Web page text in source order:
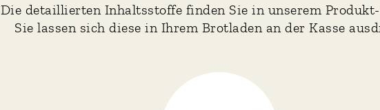
Die detaillierten Inhaltsstoffe finden Sie in unserem
Sie lassen sich diese in Ihrem Brotladen an der Kasse